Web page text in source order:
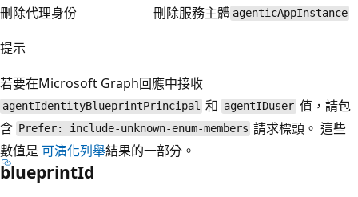
刪除代理身份 刪除服務主體 agenticAppInstance
提示
若要在Microsoft Graph回應中接收
agentIdentityBlueprintPrincipal 和 agentIDuser 值，請包
含 Prefer: include-unknown-enum-members 請求標頭。 這些
數值是 可演化列舉結果的一部分。
blueprintId